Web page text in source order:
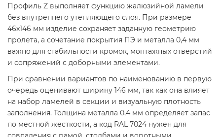
Профиль Z выполняет функцию жалюзийной ламели
без внутреннего утепляющего слоя. При размере
46х146 мм изделие сохраняет заданную геометрию
пролета, а сочетание покрытия ПЭ и металла 0,4 мм
важно для стабильности кромок, монтажных отверстий
и сопряжений с доборными элементами.
При сравнении вариантов по наименованию в первую
очередь оценивают ширину 146 мм, так как она влияет
на набор ламелей в секции и визуальную плотность
заполнения. Толщина металла 0,4 мм определяет запас
по местной жесткости, а код RAL 7024 нужен для